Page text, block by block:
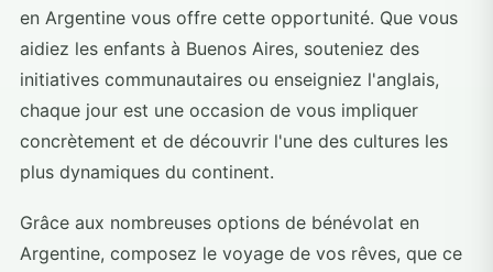
en Argentine vous offre cette opportunité. Que vous
aidiez les enfants à Buenos Aires, souteniez des
initiatives communautaires ou enseigniez l'anglais,
chaque jour est une occasion de vous impliquer
concrètement et de découvrir l'une des cultures les
plus dynamiques du continent.
Grâce aux nombreuses options de bénévolat en
Argentine, composez le voyage de vos rêves, que ce